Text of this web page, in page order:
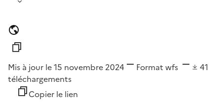
Mis à jour le 15 novembre 2024 Format wfs
41
téléchargements
Copier le lien